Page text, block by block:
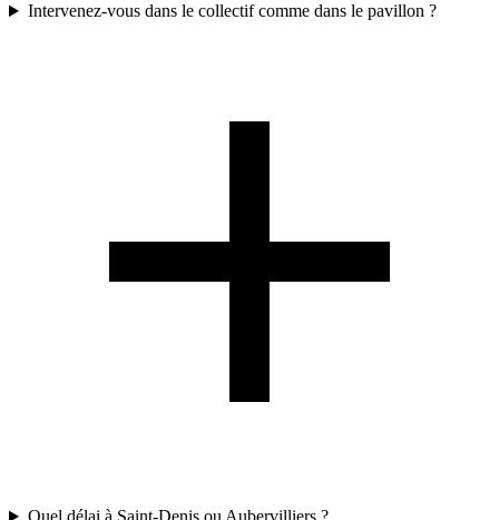
Intervenez-vous dans le collectif comme dans le pavillon ?